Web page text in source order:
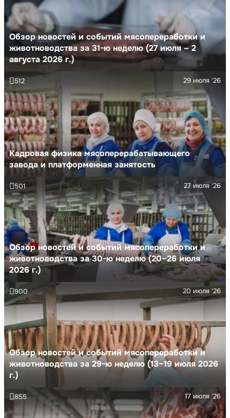
Обзор новостей и событий мясопереработки и
животноводства за 31-ю неделю (27 июля – 2
августа 2026 г.)
Кадровая физика мясоперерабатывающего
завода и платформенная занятость
29 июля '26
512
Обзор новостей и событий мясопереработки и
животноводства за 30-ю неделю (20–26 июля
2026 г.)
27 июля '26
501
Обзор новостей и событий мясопереработки и
животноводства за 29-ю неделю (13–19 июля 2026
г.)
20 июля '26
900
17 июля '26
855